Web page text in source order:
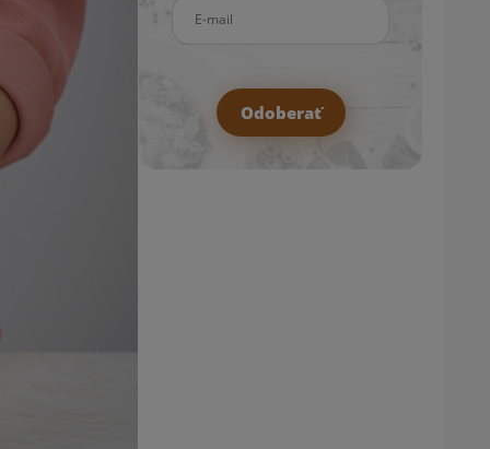
Odoberať